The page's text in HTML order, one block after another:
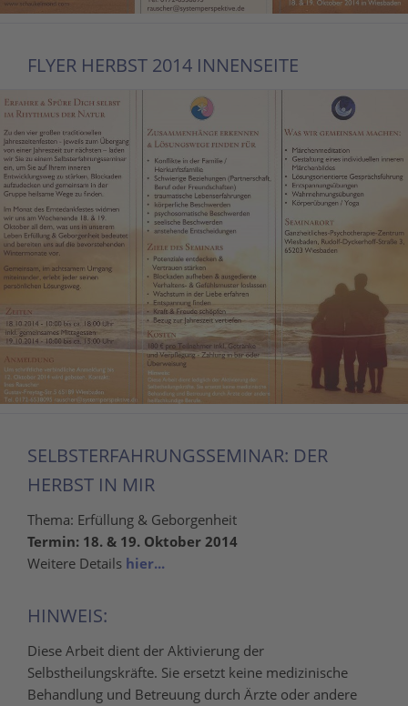
FLYER HERBST 2014 INNENSEITE
SELBSTERFAHRUNGSSEMINAR: DER
HERBST IN MIR
Thema: Erfüllung & Geborgenheit
Termin: 18. & 19. Oktober 2014
Weitere Details hier...
HINWEIS:
Diese Arbeit dient der Aktivierung der
Selbstheilungskräfte. Sie ersetzt keine medizinische
Behandlung und Betreuung durch Ärzte oder andere